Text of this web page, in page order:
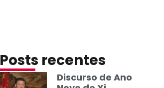
Posts recentes
Discurso de Ano